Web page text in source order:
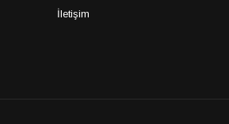
İletişim